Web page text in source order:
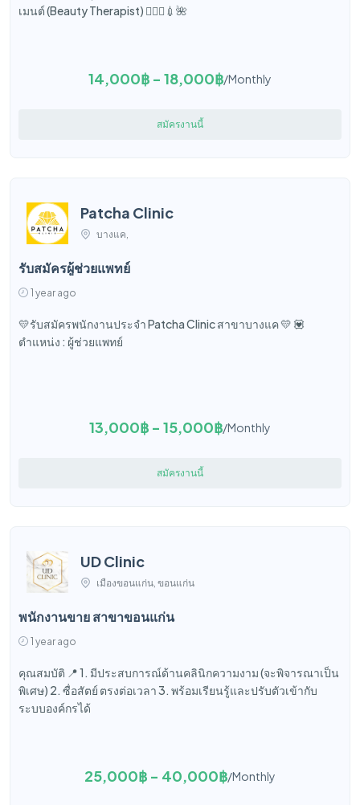
เมนต์ (Beauty Therapist) 🧑🏻‍⚕️💉🌺
14,000฿ - 18,000฿/Monthly
สมัครงานนี้
Patcha Clinic
บางแค,
รับสมัครผู้ช่วยแพทย์
1 year ago
💛รับสมัครพนักงานประจำ Patcha Clinic สาขาบางแค 💛 💟
ตำแหน่ง : ผู้ช่วยแพทย์
13,000฿ - 15,000฿/Monthly
สมัครงานนี้
UD Clinic
เมืองขอนแก่น, ขอนแก่น
พนักงานขาย สาขาขอนแก่น
1 year ago
คุณสมบัติ 📍 1. มีประสบการณ์ด้านคลินิกความงาม (จะพิจารณาเป็น
พิเศษ) 2. ซื่อสัตย์ ตรงต่อเวลา 3. พร้อมเรียนรู้และปรับตัวเข้ากับ
ระบบองค์กรได้
25,000฿ - 40,000฿/Monthly